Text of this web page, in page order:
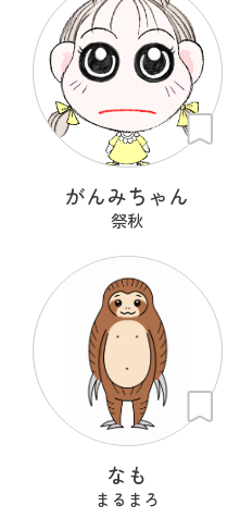
がんみちゃん
祭秋
なも
まるまろ